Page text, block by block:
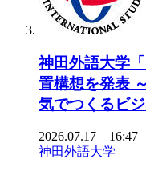
神田外語大学
置構想を発表
気でつくるビ
2026.07.17 16:47
神田外語大学